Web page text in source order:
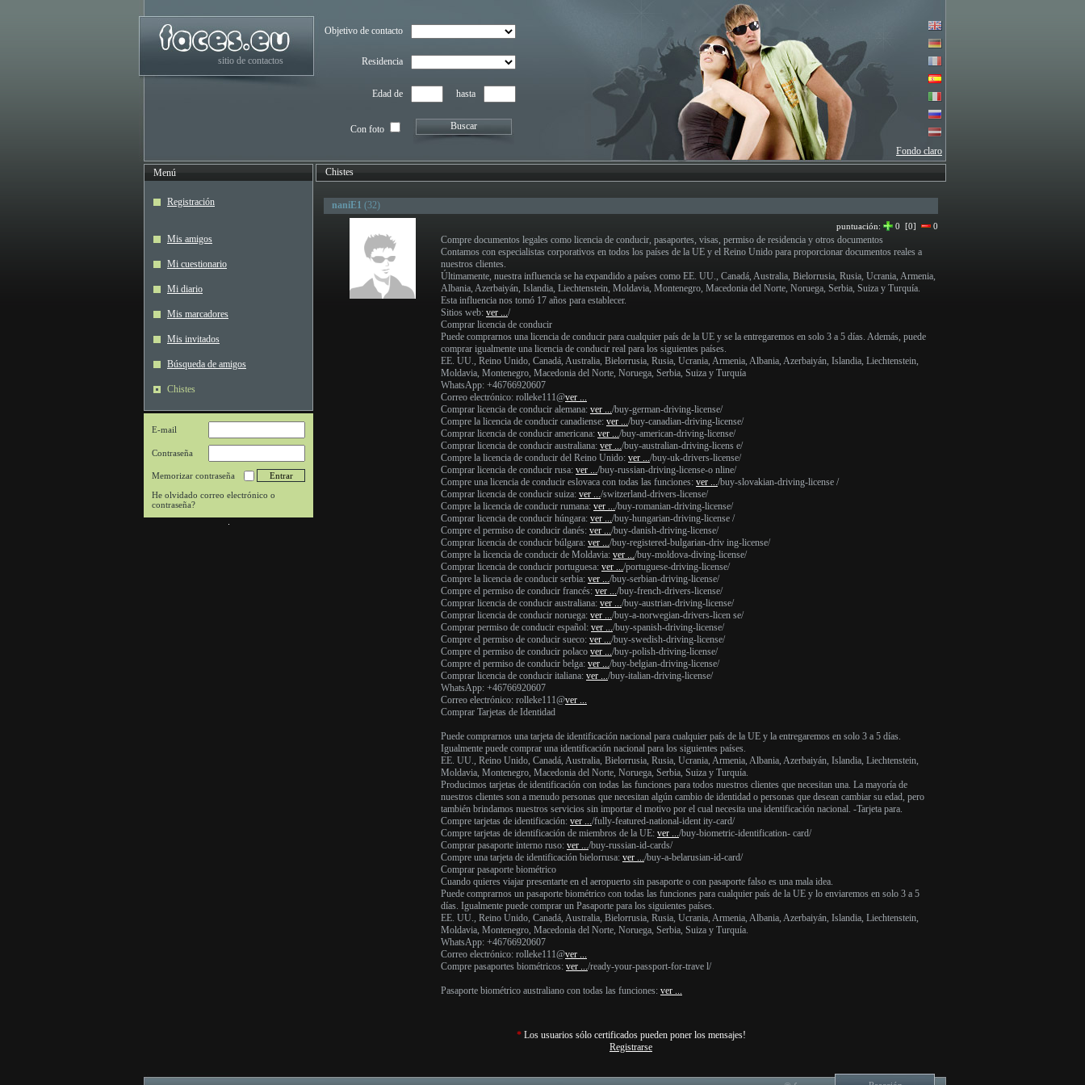
sitio de contactos
Objetivo de contacto
Residencia
Edad de hasta
Con foto Buscar
Fondo claro
Menú
Registración
Mis amigos
Mi cuestionario
Mi diario
Mis marcadores
Mis invitados
Búsqueda de amigos
Chistes
E-mail
Contraseña
Memorizar contraseña
He olvidado correo electrónico o
contraseña?
Chistes
naniE1 (32)
puntuación: 0 [0] 0
Compre documentos legales como licencia de conducir, pasaportes, visas, permiso de residencia y otros documentos
Contamos con especialistas corporativos en todos los países de la UE y el Reino Unido para proporcionar documentos reales a
nuestros clientes.
Últimamente, nuestra influencia se ha expandido a países como EE. UU., Canadá, Australia, Bielorrusia, Rusia, Ucrania, Armenia,
Albania, Azerbaiyán, Islandia, Liechtenstein, Moldavia, Montenegro, Macedonia del Norte, Noruega, Serbia, Suiza y Turquía.
Esta influencia nos tomó 17 años para establecer.
Sitios web: ver .../
Comprar licencia de conducir
Puede comprarnos una licencia de conducir para cualquier país de la UE y se la entregaremos en solo 3 a 5 días. Además, puede
comprar igualmente una licencia de conducir real para los siguientes países.
EE. UU., Reino Unido, Canadá, Australia, Bielorrusia, Rusia, Ucrania, Armenia, Albania, Azerbaiyán, Islandia, Liechtenstein,
Moldavia, Montenegro, Macedonia del Norte, Noruega, Serbia, Suiza y Turquía
WhatsApp: +46766920607
Correo electrónico: rolleke111@ver ...
Comprar licencia de conducir alemana: ver .../buy-german-driving-license/
Compre la licencia de conducir canadiense: ver .../buy-canadian-driving-license/
Comprar licencia de conducir americana: ver .../buy-american-driving-license/
Comprar licencia de conducir australiana: ver .../buy-australian-driving-licens e/
Compre la licencia de conducir del Reino Unido: ver .../buy-uk-drivers-license/
Comprar licencia de conducir rusa: ver .../buy-russian-driving-license-o nline/
Compre una licencia de conducir eslovaca con todas las funciones: ver .../buy-slovakian-driving-license /
Comprar licencia de conducir suiza: ver .../switzerland-drivers-license/
Compre la licencia de conducir rumana: ver .../buy-romanian-driving-license/
Comprar licencia de conducir húngara: ver .../buy-hungarian-driving-license /
Compre el permiso de conducir danés: ver .../buy-danish-driving-license/
Comprar licencia de conducir búlgara: ver .../buy-registered-bulgarian-driv ing-license/
Compre la licencia de conducir de Moldavia: ver .../buy-moldova-diving-license/
Comprar licencia de conducir portuguesa: ver .../portuguese-driving-license/
Compre la licencia de conducir serbia: ver .../buy-serbian-driving-license/
Compre el permiso de conducir francés: ver .../buy-french-drivers-license/
Comprar licencia de conducir australiana: ver .../buy-austrian-driving-license/
Comprar licencia de conducir noruega: ver .../buy-a-norwegian-drivers-licen se/
Comprar permiso de conducir español: ver .../buy-spanish-driving-license/
Compre el permiso de conducir sueco: ver .../buy-swedish-driving-license/
Compre el permiso de conducir polaco ver .../buy-polish-driving-license/
Compre el permiso de conducir belga: ver .../buy-belgian-driving-license/
Comprar licencia de conducir italiana: ver .../buy-italian-driving-license/
WhatsApp: +46766920607
Correo electrónico: rolleke111@ver ...
Comprar Tarjetas de Identidad
Puede comprarnos una tarjeta de identificación nacional para cualquier país de la UE y la entregaremos en solo 3 a 5 días.
Igualmente puede comprar una identificación nacional para los siguientes países.
EE. UU., Reino Unido, Canadá, Australia, Bielorrusia, Rusia, Ucrania, Armenia, Albania, Azerbaiyán, Islandia, Liechtenstein,
Moldavia, Montenegro, Macedonia del Norte, Noruega, Serbia, Suiza y Turquía.
Producimos tarjetas de identificación con todas las funciones para todos nuestros clientes que necesitan una. La mayoría de
nuestros clientes son a menudo personas que necesitan algún cambio de identidad o personas que desean cambiar su edad, pero
también brindamos nuestros servicios sin importar el motivo por el cual necesita una identificación nacional. -Tarjeta para.
Compre tarjetas de identificación: ver .../fully-featured-national-ident ity-card/
Compre tarjetas de identificación de miembros de la UE: ver .../buy-biometric-identification- card/
Comprar pasaporte interno ruso: ver .../buy-russian-id-cards/
Compre una tarjeta de identificación bielorrusa: ver .../buy-a-belarusian-id-card/
Comprar pasaporte biométrico
Cuando quieres viajar presentarte en el aeropuerto sin pasaporte o con pasaporte falso es una mala idea.
Puede comprarnos un pasaporte biométrico con todas las funciones para cualquier país de la UE y lo enviaremos en solo 3 a 5
días. Igualmente puede comprar un Pasaporte para los siguientes países.
EE. UU., Reino Unido, Canadá, Australia, Bielorrusia, Rusia, Ucrania, Armenia, Albania, Azerbaiyán, Islandia, Liechtenstein,
Moldavia, Montenegro, Macedonia del Norte, Noruega, Serbia, Suiza y Turquía.
WhatsApp: +46766920607
Correo electrónico: rolleke111@ver ...
Compre pasaportes biométricos: ver .../ready-your-passport-for-trave l/
Pasaporte biométrico australiano con todas las funciones: ver ...
*Los usuarios sólo certificados pueden poner los mensajes!
Registrarse